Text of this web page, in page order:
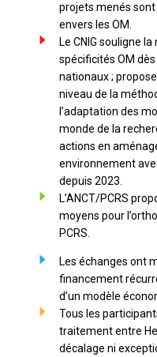
projets menés
envers les OM.
Le CNIG souligne
spécificités OM
nationaux ;
niveau de la
l’adaptation des
monde de la
actions en
environnement
depuis 2023.
L’ANCT/PCRS
moyens pour
PCRS.
Les échanges ont
financement
d’un modèle
Tous les
traitement entre
décalage ni